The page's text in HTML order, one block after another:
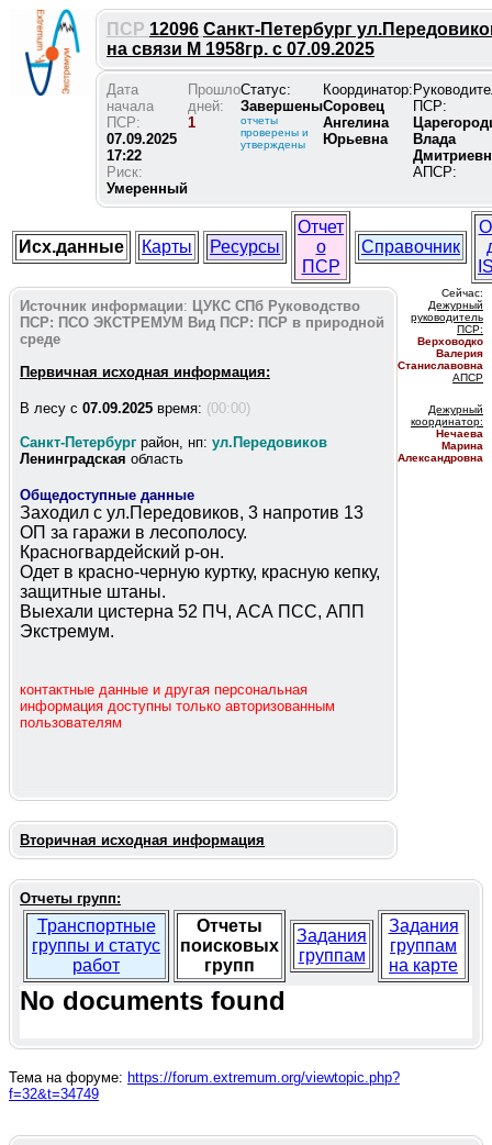
ПСР 12096 Санкт-Петербург
на связи М 1958гр. с 07.09.2025
Дата
начала
ПСР:
07.09.2025
17:22
Риск:
Умеренный
Прошло
дней:
1
Статус:
Завершены
отчеты
проверены и
утверждены
Координатор:
Соровец
Ангелина
Юрьевна
ПСР:
Влада
АПСР:
Исх.данные Карты Ресурсы
Отчет
о
ПСР
Справочник
Источник информации: ЦУКС СПб Руководство
ПСР: ПСО ЭКСТРЕМУМ Вид ПСР: ПСР в природной
среде
Первичная исходная информация:
В лесу c 07.09.2025 время: (00:00)
Санкт-Петербург район, нп: ул.Передовиков
Ленинградская область
Общедоступные данные
Заходил с ул.Передовиков, 3 напротив 13
ОП за гаражи в лесополосу.
Красногвардейский р-он.
Одет в красно-черную куртку, красную кепку,
защитные штаны.
Выехали цистерна 52 ПЧ, АСА ПСС, АПП
Экстремум.
контактные данные и другая персональная
информация доступны только авторизованным
пользователям
Сейчас:
Дежурный
руководитель
ПСР:
Верховодко
Валерия
Станиславовна
АПСР
Дежурный
координатор:
Нечаева
Марина
Александровна
Вторичная исходная информация
Отчеты групп:
Транспортные
группы и статус
работ
Отчеты
поисковых
групп
Задания
группам
Задания
группам
на карте
No documents found
Тема на форуме: https://forum.extremum.org/viewtopic.php?
f=32&t=34749